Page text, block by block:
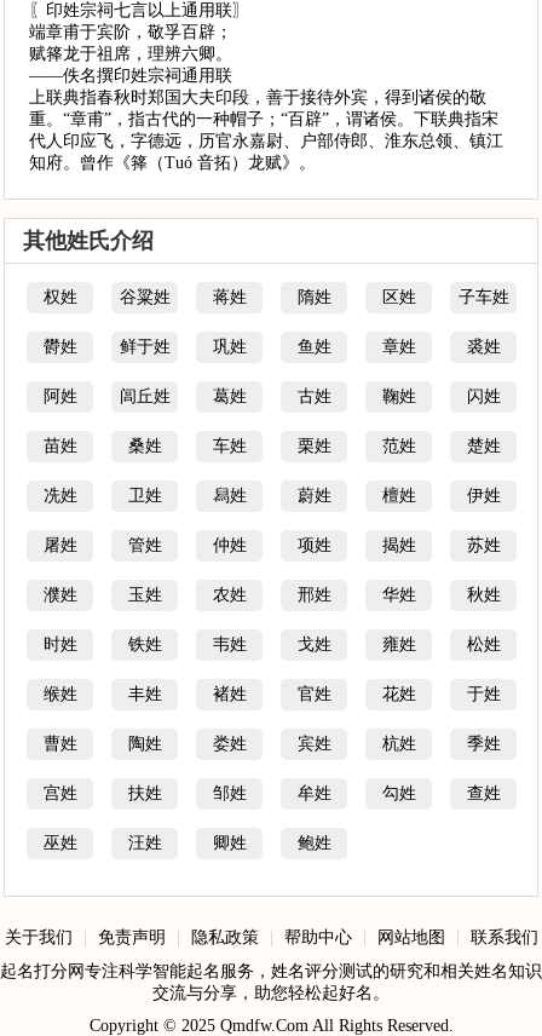
〖印姓宗祠七言以上通用联〗
端章甫于宾阶，敬孚百辟；
赋箨龙于祖席，理辨六卿。
——佚名撰印姓宗祠通用联
上联典指春秋时郑国大夫印段，善于接待外宾，得到诸侯的敬
重。“章甫”，指古代的一种帽子；“百辟”，谓诸侯。下联典指宋
代人印应飞，字德远，历官永嘉尉、户部侍郎、淮东总领、镇江
知府。曾作《箨（Tuó 音拓）龙赋》。
其他姓氏介绍
权姓 谷粱姓 蒋姓 隋姓 区姓 子车姓
欎姓 鲜于姓 巩姓 鱼姓 章姓 裘姓
阿姓 闾丘姓 葛姓 古姓 鞠姓 闪姓
苗姓 桑姓 车姓 栗姓 范姓 楚姓
冼姓 卫姓 舄姓 蔚姓 檀姓 伊姓
屠姓 管姓 仲姓 项姓 揭姓 苏姓
濮姓 玉姓 农姓 邢姓 华姓 秋姓
时姓 铁姓 韦姓 戈姓 雍姓 松姓
缑姓 丰姓 褚姓 官姓 花姓 于姓
曹姓 陶姓 娄姓 宾姓 杭姓 季姓
宫姓 扶姓 邹姓 牟姓 勾姓 查姓
巫姓 汪姓 卿姓 鲍姓
关于我们 免责声明 隐私政策 帮助中心 网站地图
联系我们
起名打分网专注科学智能起名服务，姓名评分测试的研究和相关姓名知识
交流与分享，助您轻松起好名。
Copyright © 2025 Qmdfw.ComAll Rights Reserved.